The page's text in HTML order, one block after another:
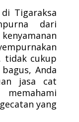
Tigaraksa
dari
tidak cukup
Anda
jasa cat
yang